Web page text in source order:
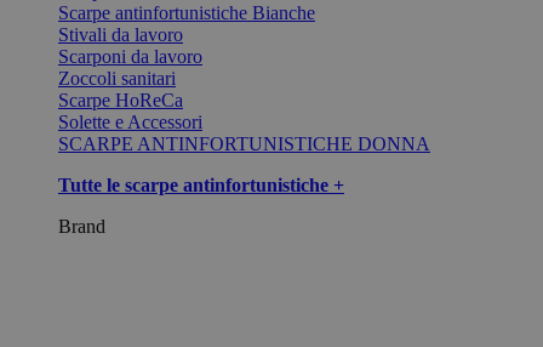
Scarpe antinfortunistiche Bianche
Stivali da lavoro
Scarponi da lavoro
Zoccoli sanitari
Scarpe HoReCa
Solette e Accessori
SCARPE ANTINFORTUNISTICHE DONNA
Tutte le scarpe antinfortunistiche +
Brand